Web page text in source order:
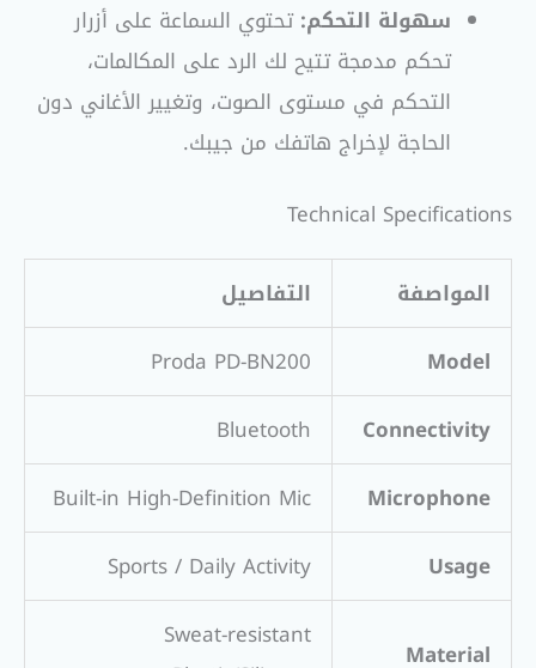
سهولة التحكم:تحتوي السماعة على أزرار
تحكم مدمجة تتيح لك الرد على المكالمات،
التحكم في مستوى الصوت، وتغيير الأغاني دون
الحاجة لإخراج هاتفك من جيبك.
Technical Specifications
المواصفة
التفاصيل
Model
Proda PD-BN200
Connectivity
Bluetooth
Microphone
Built-in High-Definition Mic
Usage
Sports / Daily Activity
Material
Sweat-resistant